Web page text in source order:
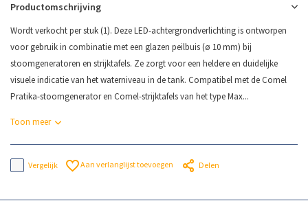
Productomschrijving
Wordt verkocht per stuk (1). Deze LED-achtergrondverlichting is ontworpen
voor gebruik in combinatie met een glazen peilbuis (ø 10 mm) bij
stoomgeneratoren en strijktafels. Ze zorgt voor een heldere en duidelijke
visuele indicatie van het waterniveau in de tank. Compatibel met de Comel
Pratika-stoomgenerator en Comel-strijktafels van het type Max...
Toon meer
Vergelijk Aan verlanglijst toevoegen Delen